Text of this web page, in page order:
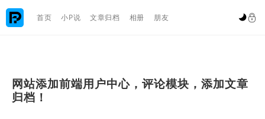
 首页 小P说 文章归档 相册 朋友 
网站添加前端用户中心，评论模块，添加文章
归档！